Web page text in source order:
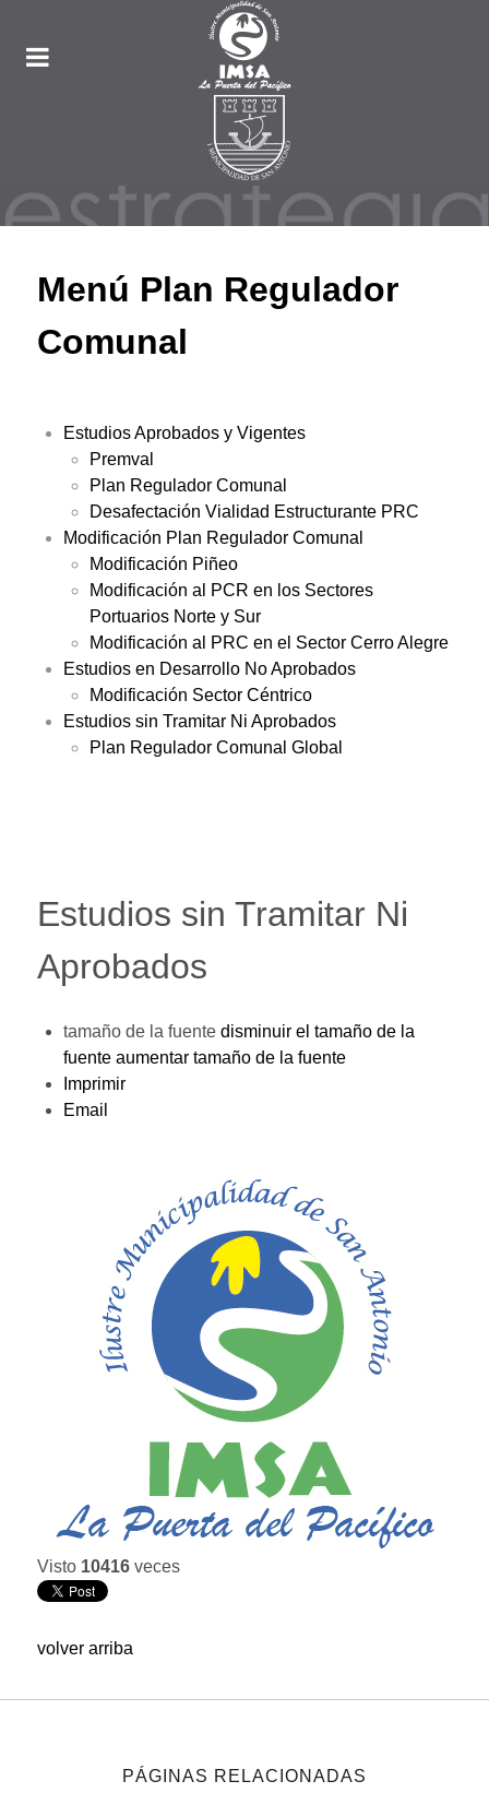
Menú Plan Regulador
Comunal
Estudios Aprobados y Vigentes
Premval
Plan Regulador Comunal
Desafectación Vialidad Estructurante PRC
Modificación Plan Regulador Comunal
Modificación Piñeo
Modificación al PCR en los Sectores
Portuarios Norte y Sur
Modificación al PRC en el Sector Cerro Alegre
Estudios en Desarrollo No Aprobados
Modificación Sector Céntrico
Estudios sin Tramitar Ni Aprobados
Plan Regulador Comunal Global
Estudios sin Tramitar Ni
Aprobados
tamaño de la fuente disminuir el tamaño de la
fuente aumentar tamaño de la fuente
Imprimir
Email
Visto 10416 veces
volver arriba
PÁGINAS RELACIONADAS